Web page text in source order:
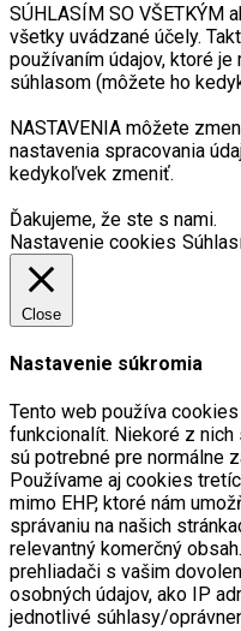
SÚHLASÍM SO VŠETKÝM
všetky uvádzané účely.
používaním údajov, ktoré
súhlasom (môžete ho
NASTAVENIA môžete
nastavenia spracovania
kedykoľvek zmeniť.
Ďakujeme, že ste s nami.
Nastavenie cookies
Close
Nastavenie súkromia
Tento web používa
funkcionalít. Niekoré z
sú potrebné pre normálne
Používame aj cookies
mimo EHP, ktoré nám
správaniu na našich
relevantný komerčný
prehliadači s vašim
osobných údajov, ako IP
jednotlivé súhlasy/